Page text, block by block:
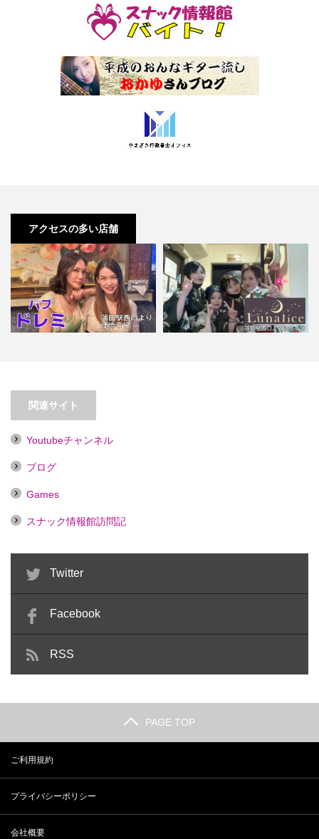
アクセスの多い店舗
【蒲田】パブ ドレミ
関連サイト
Youtubeチャンネル
ブログ
Games
スナック情報館訪問記
Twitter
Facebook
RSS
PAGE TOP
ご利用規約
プライバシーポリシー
会社概要